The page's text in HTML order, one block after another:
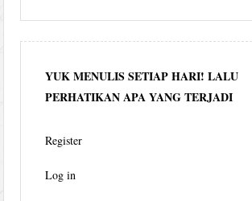
YUK MENULIS SETIAP HARI! LALU
PERHATIKAN APA YANG TERJADI
Register
Log in